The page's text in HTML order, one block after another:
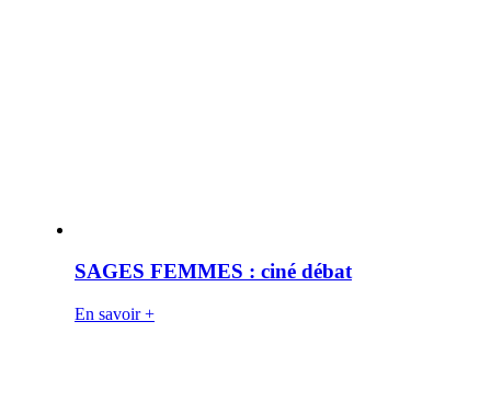
SAGES FEMMES : ciné débat
En savoir +